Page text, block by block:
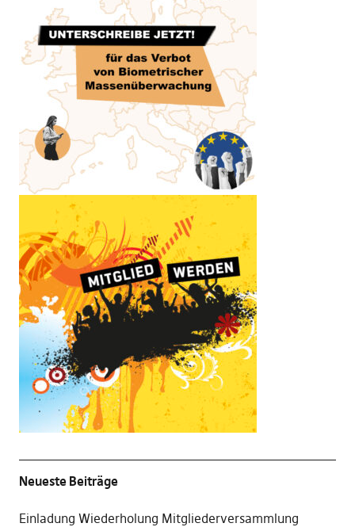
Neueste Beiträge
Einladung Wiederholung Mitgliederversammlung